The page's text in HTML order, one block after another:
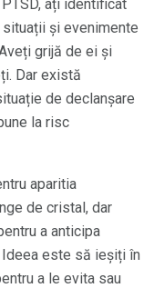
ați identificat
și evenimente
grijă de ei și
Dar există
de declanșare
la risc
aparitia
de cristal, dar
a anticipa
este să ieșiți în
a le evita sau